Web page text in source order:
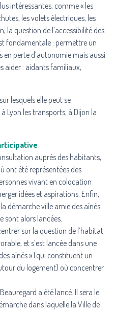
intéressantes, comme « les
les volets électriques, les
la question de l’accessibilité des
fondamentale : permettre un
en perte d’autonomie mais aussi
aider : aidants familiaux,
lesquels elle peut se
Lyon les transports, à Dijon la
auprès des habitants,
ont été représentées des
vivant en colocation
idées et aspirations. Enfin,
démarche ville amie des aînés
sont alors lancées.
sur la question de l’habitat
et s’est lancée dans une
aînés » (qui constituent un
du logement) où concentrer
a été lancé. Il sera le
dans laquelle la Ville de